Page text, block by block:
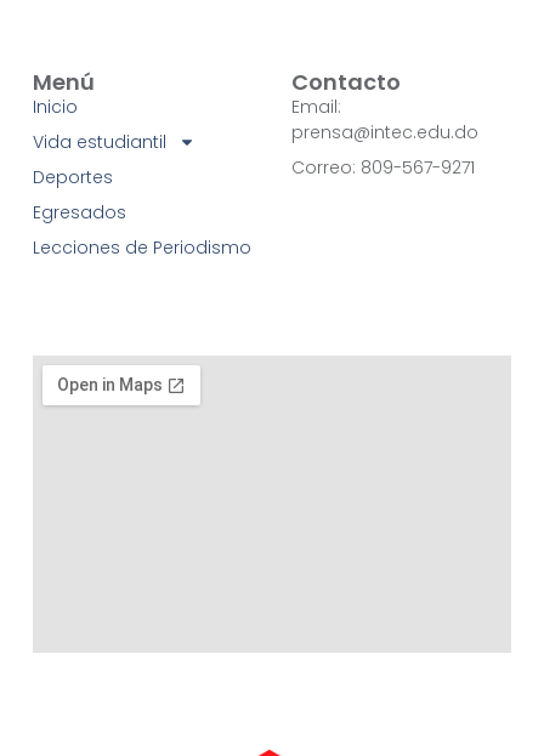
Menú
Inicio
Vida estudiantil
Deportes
Egresados
Lecciones de Periodismo
Contacto
Email:
prensa@intec.edu.do
Correo: 809-567-9271